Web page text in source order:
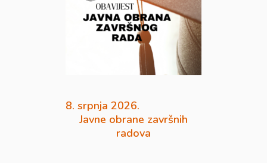
8. srpnja 2026.
Javne obrane završnih
radova